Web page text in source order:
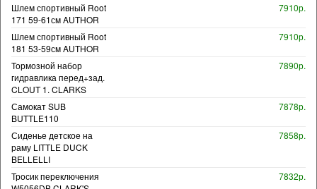
Шлем спортивный Root
171 59-61см AUTHOR
7910р.
Шлем спортивный Root
181 53-59см AUTHOR
7910р.
Тормозной набор
гидравлика перед+зад.
CLOUT 1. CLARKS
7890р.
Самокат SUB
BUTTLE110
7878р.
Сиденье детское на
раму LITTLE DUCK
BELLELLI
7858р.
Тросик переключения
7832р.